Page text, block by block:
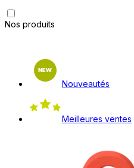
Nos produits
Nouveautés
Meilleures ventes